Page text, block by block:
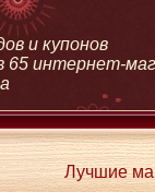
и купонов
65 интернет-
Лучшие